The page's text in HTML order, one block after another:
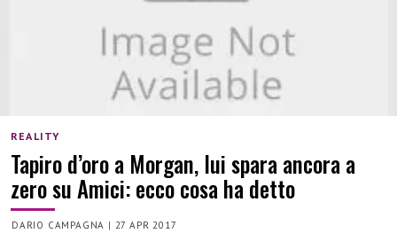
REALITY
Tapiro d’oro a Morgan, lui spara ancora a
zero su Amici: ecco cosa ha detto
DARIO CAMPAGNA | 27 APR 2017